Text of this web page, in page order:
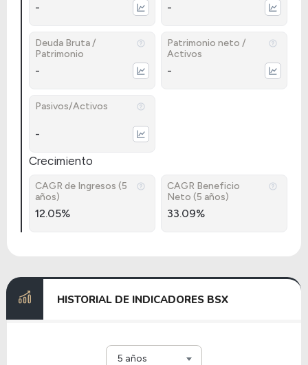
- -
Deuda Bruta /
Patrimonio
-
Patrimonio neto /
Activos
-
Pasivos/Activos
-
Crecimiento
CAGR de Ingresos (5
años)
12.05%
CAGR Beneficio
Neto (5 años)
33.09%
HISTORIAL DE INDICADORES BSX
5 años